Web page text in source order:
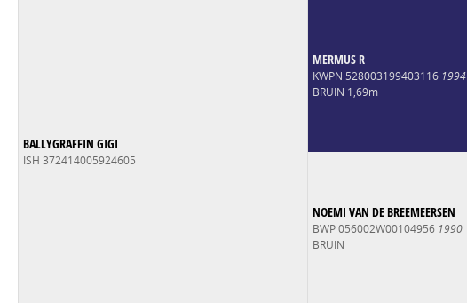
BALLYGRAFFIN GIGI
ISH 372414005924605
MERMUS R
KWPN 528003199403116 1994
BRUIN 1,69m
NOEMI VAN DE BREEMEERSEN
BWP 056002W00104956 1990
BRUIN